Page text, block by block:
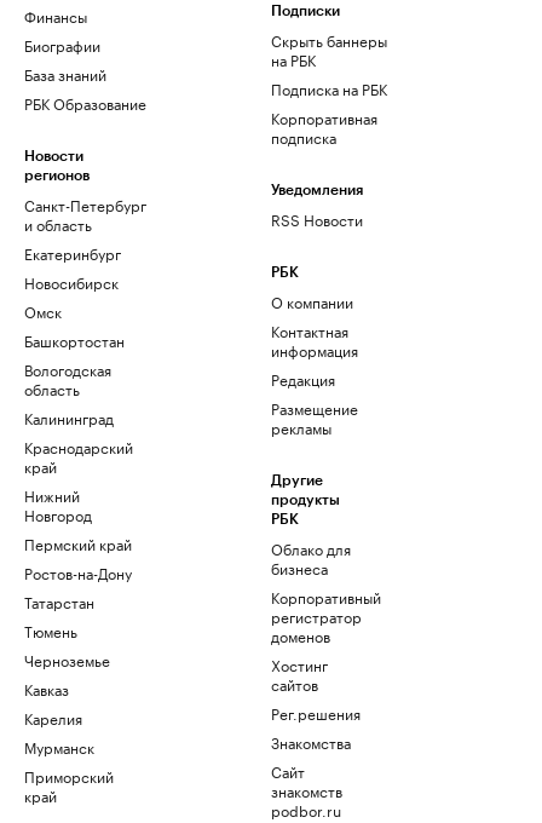
Финансы
Биографии
База знаний
РБК Образование
Новости
регионов
Санкт-Петербург
и область
Екатеринбург
Новосибирск
Омск
Башкортостан
Вологодская
область
Калининград
Краснодарский
край
Нижний
Новгород
Пермский край
Ростов-на-Дону
Татарстан
Тюмень
Черноземье
Кавказ
Карелия
Мурманск
Приморский
край
Подписки
Скрыть баннеры
на РБК
Подписка на РБК
Корпоративная
подписка
Уведомления
RSS Новости
РБК
О компании
Контактная
информация
Редакция
Размещение
рекламы
Другие
продукты
РБК
Облако для
бизнеса
Корпоративный
регистратор
доменов
Хостинг
сайтов
Рег.решения
Знакомства
Сайт
знакомств
podbor.ru